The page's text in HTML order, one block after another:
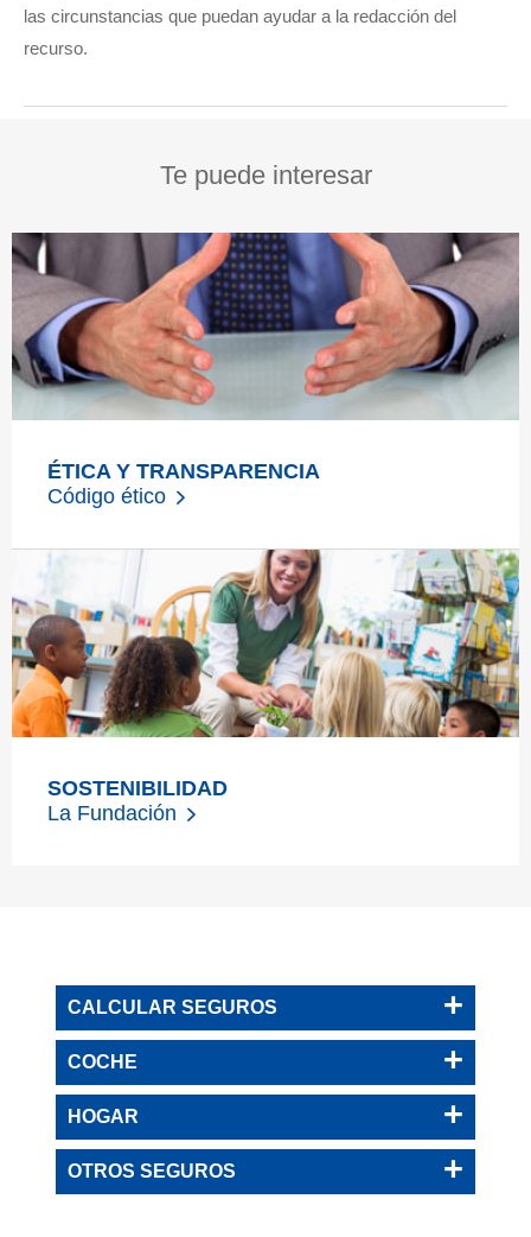
las circunstancias que puedan ayudar a la redacción del
recurso.
Te puede interesar
ÉTICA Y TRANSPARENCIA
Código ético
SOSTENIBILIDAD
La Fundación
CALCULAR SEGUROS
COCHE
HOGAR
OTROS SEGUROS